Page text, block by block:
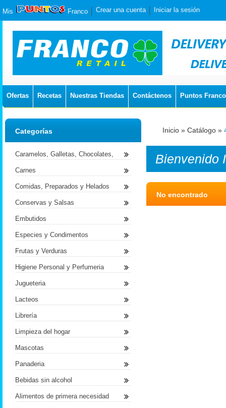
Mis Franco Crear una cuenta Iniciar la sesión
Ofertas Recetas Nuestras Tiendas Contáctenos Puntos Franco
Inicio » Catálogo »
Bienvenido
No encontrado
Categorías
Caramelos, Galletas, Chocolates,
Carnes
Comidas, Preparados y Helados
Conservas y Salsas
Embutidos
Especies y Condimentos
Frutas y Verduras
Higiene Personal y Perfumeria
Jugueteria
Lacteos
Librería
Limpieza del hogar
Mascotas
Panaderia
Bebidas sin alcohol
Alimentos de primera necesidad